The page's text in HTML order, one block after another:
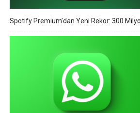
Spotify Premium’dan Yeni Rekor: 300